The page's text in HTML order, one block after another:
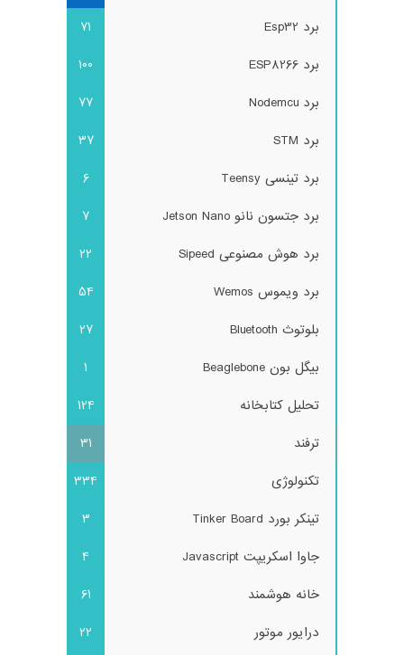
برد Esp32
71
برد ESP8266
100
برد Nodemcu
77
برد STM
37
برد تینسی Teensy
6
برد جتسون نانو Jetson Nano
7
برد هوش مصنوعی Sipeed
22
برد ویموس Wemos
54
بلوتوث Bluetooth
27
بیگل بون Beaglebone
1
تحلیل کتابخانه
124
ترفند
31
تکنولوژی
334
تینکر بورد Tinker Board
3
جاوا اسکریپت Javascript
4
خانه هوشمند
61
درایور موتور
22